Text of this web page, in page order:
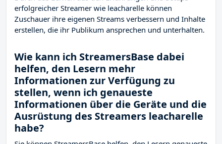
erfolgreicher Streamer wie leacharelle können
Zuschauer ihre eigenen Streams verbessern und Inhalte
erstellen, die ihr Publikum ansprechen und unterhalten.
Wie kann ich StreamersBase dabei
helfen, den Lesern mehr
Informationen zur Verfügung zu
stellen, wenn ich genaueste
Informationen über die Geräte und die
Ausrüstung des Streamers leacharelle
habe?